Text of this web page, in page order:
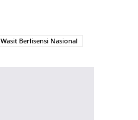
Wasit Berlisensi Nasional